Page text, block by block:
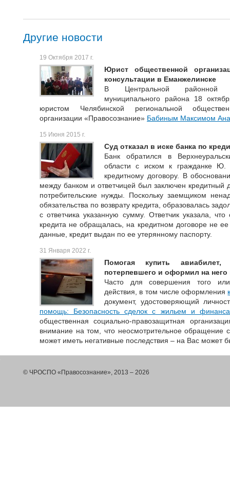
Другие новости
19 Октября 2017 г.
Юрист общественной
консультации в Еманжелинске
В Центральной районной
муниципального района 18
юристом Челябинской региональной
организации «Правосознание» Бабиным Максимом
15 Июня 2015 г.
Суд отказал в иске банка по
Банк обратился в
области с иском к гражданке Ю.
кредитному договору. В
между банком и ответчицей был заключен кредитный
потребительские нужды. Поскольку заемщиком
обязательства по возврату кредита, образовалась
с ответчика указанную сумму. Ответчик указала,
кредита не обращалась, на кредитном договоре не
данные, кредит выдан по ее утерянному паспорту.
31 Января 2022 г.
Помогая купить
потерпевшего и оформил на него
Часто для совершения того
действия, в том числе оформления
документ, удостоверяющий
помощь: Безопасность сделок с жильем и
общественная социально-правозащитная
внимание на том, что неосмотрительное обращение
может иметь негативные последствия – на Вас может
© ЧРОСПО «Правосознание», 2013 – 2026